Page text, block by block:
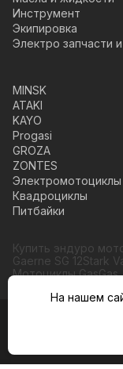
Инструмент
Экипировка
Электро запчасти
MINSK
ATAKI
KAYO
Progasi
GROZA
ZONTES
Электромотоциклы
Квадроциклы
Питбайки
Купить эндуро
Gaerne SG 12Stark
Мотоциклы GasGas
© Moto365, Все
Политика
На нашем